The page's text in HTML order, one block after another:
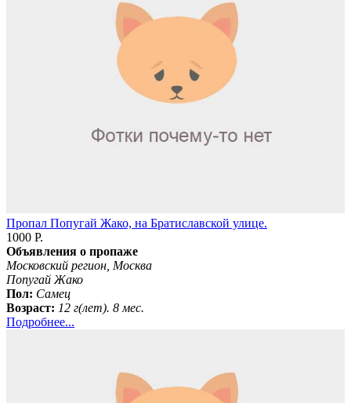
Пропал Попугай Жако, на Братиславской улице.
1000 Р.
Объявления о пропаже
Московский регион, Москва
Попугай Жако
Пол: Самец
Возраст: 12 г(лет). 8 мес.
Подробнее...